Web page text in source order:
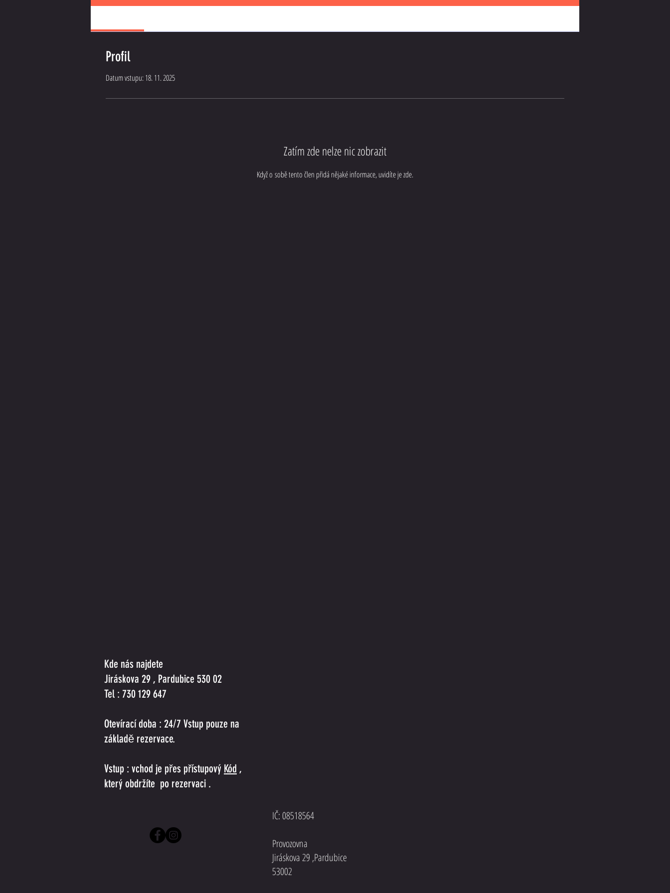
Profil
Datum vstupu: 18. 11. 2025
Zatím zde nelze nic zobrazit
Když o sobě tento člen přidá nějaké informace, uvidíte je zde.
Kde nás najdete
Jiráskova 29 , Pardubice 530 02
Tel : 730 129 647
Otevírací doba : 24/7 Vstup pouze na
základě rezervace.
Vstup : vchod je přes přístupový Kód ,
který obdržíte po rezervaci .
IČ: 08518564
Provozovna
Jiráskova 29 ,Pardubice
53002